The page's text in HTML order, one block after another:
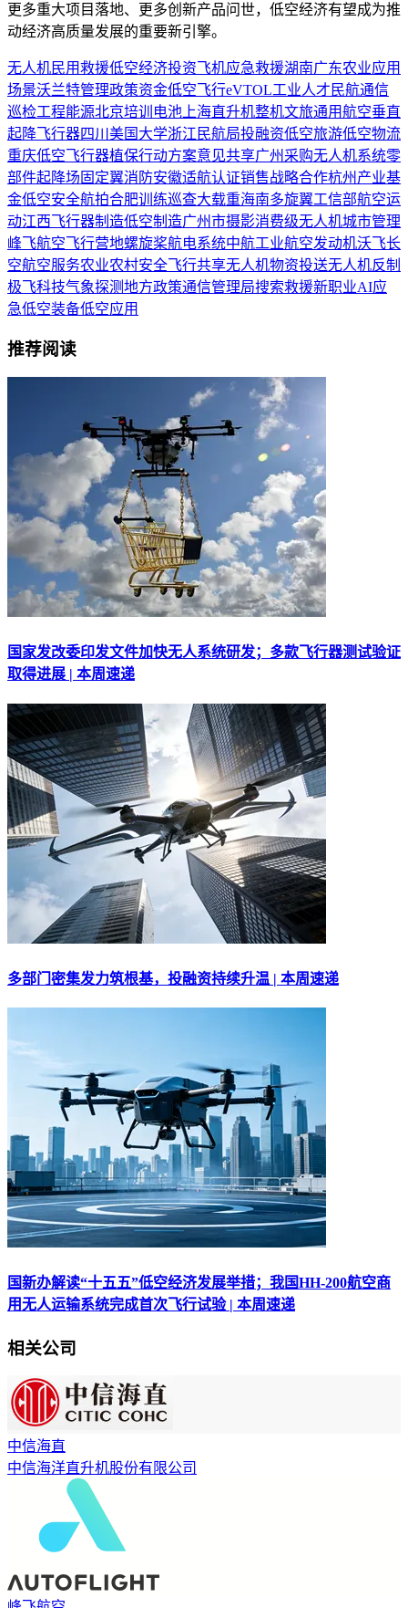
更多重大项目落地、更多创新产品问世，低空经济有望成为推
动经济高质量发展的重要新引擎。
无人机民用救援低空经济投资飞机应急救援湖南广东农业应用
场景沃兰特管理政策资金低空飞行eVTOL工业人才 民航通信
巡检工程能源北京培训 电池 上海直升机整机文旅通用航空垂直
起降飞行器四川 美国 大学浙江 民航局投融资低空旅游低空物流
重庆低空飞行器植保行动方案意见共享广州 采购无人机系统零
部件起降场 固定翼消防安徽适航认证销售战略合作杭州 产业基
金低空安全航拍合肥训练巡查大载重海南多旋翼工信部航空运
动江西飞行器制造低空制造广州市摄影消费级无人机城市管理
峰飞航空飞行营地螺旋桨航电系统中航工业航空发动机沃飞长
空航空服务农业农村安全飞行共享无人机物资投送无人机反制
极飞科技气象探测地方政策通信管理局搜索救援新职业AI应
急低空装备低空应用
推荐阅读
国家发改委印发文件加快无人系统研发；多款飞行器测试验证
取得进展 | 本周速递
多部门密集发力筑根基，投融资持续升温 | 本周速递
国新办解读“十五五”低空经济发展举措；我国HH-200航空商
用无人运输系统完成首次飞行试验 | 本周速递
相关公司
中信海直
中信海洋直升机股份有限公司